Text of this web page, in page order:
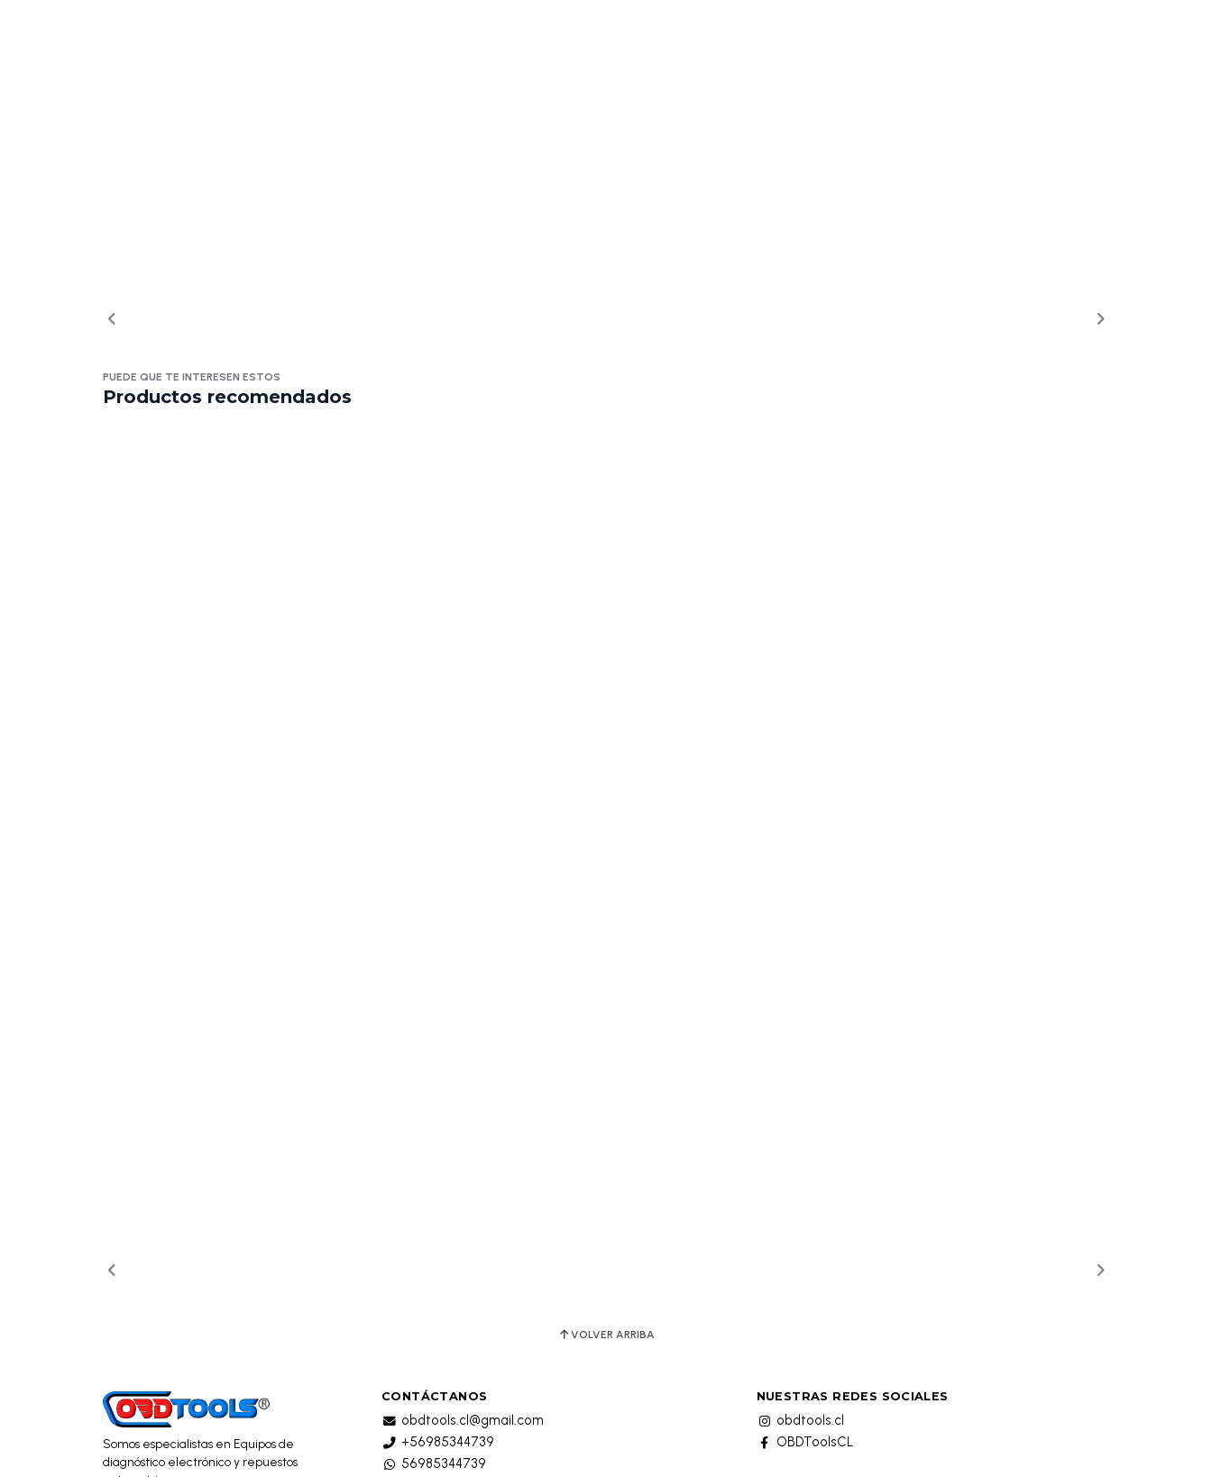
PUEDE QUE TE INTERESEN ESTOS
Productos recomendados
VOLVER ARRIBA
Somos especialistas en Equipos de
diagnóstico electrónico y repuestos
CONTÁCTANOS
obdtools.cl@gmail.com
+56985344739
56985344739
NUESTRAS REDES SOCIALES
obdtools.cl
OBDToolsCL